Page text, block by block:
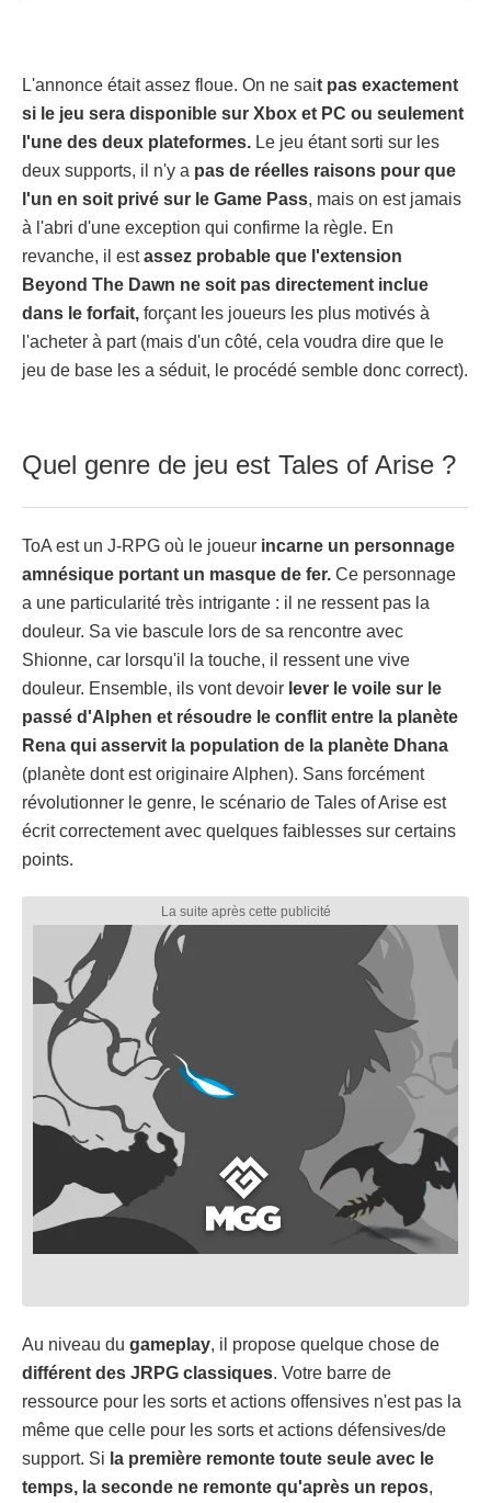
L'annonce était assez floue. On ne sait pas exactement
si le jeu sera disponible sur Xbox et PC ou seulement
l'une des deux plateformes. Le jeu étant sorti sur les
deux supports, il n'y a pas de réelles raisons pour que
l'un en soit privé sur le Game Pass, mais on est jamais
à l'abri d'une exception qui confirme la règle. En
revanche, il estassez probable que l'extension
Beyond The Dawn ne soit pas directement inclue
dans le forfait, forçant les joueurs les plus motivés à
l'acheter à part (mais d'un côté, cela voudra dire que le
jeu de base les a séduit, le procédé semble donc correct).
Quel genre de jeu est Tales of Arise ?
ToA est un J-RPG où le joueur incarne un personnage
amnésique portant un masque de fer. Ce personnage
a une particularité très intrigante : il ne ressent pas la
douleur. Sa vie bascule lors de sa rencontre avec
Shionne, car lorsqu'il la touche, il ressent une vive
douleur. Ensemble, ils vont devoir lever le voile sur le
passé d'Alphen et résoudre le conflit entre la planète
Rena qui asservit la population de la planète Dhana
(planète dont est originaire Alphen). Sans forcément
révolutionner le genre, le scénario de Tales of Arise est
écrit correctement avec quelques faiblesses sur certains
points.
Au niveau du gameplay, il propose quelque chose de
différent des JRPG classiques. Votre barre de
ressource pour les sorts et actions offensives n'est pas la
même que celle pour les sorts et actions défensives/de
support. Si la première remonte toute seule avec le
temps, la seconde ne remonte qu'après un repos,